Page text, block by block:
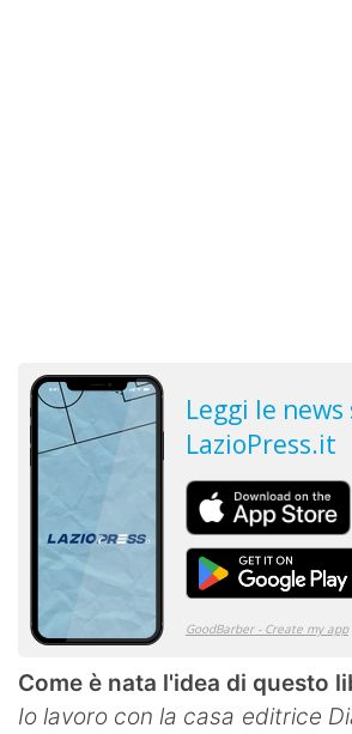
Come è nata l'idea di questo
Io lavoro con la casa editrice